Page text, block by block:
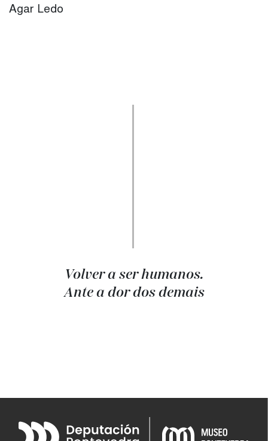
Agar Ledo
Volver a ser humanos.
Ante a dor dos demais